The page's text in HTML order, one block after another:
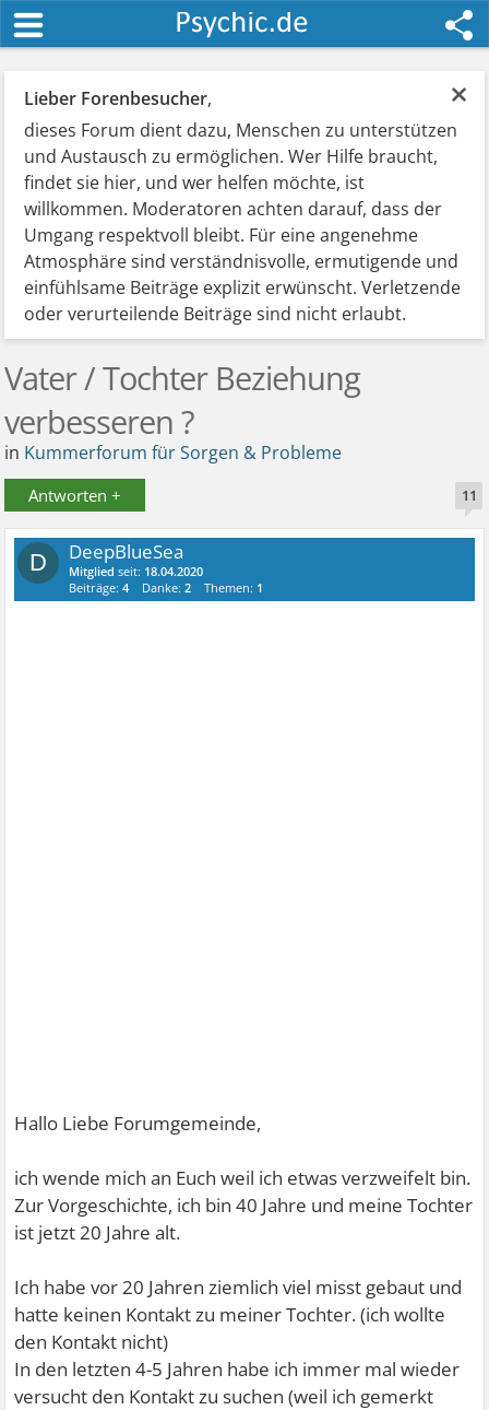
×
Lieber Forenbesucher,
dieses Forum dient dazu, Menschen zu unterstützen
und Austausch zu ermöglichen. Wer Hilfe braucht,
findet sie hier, und wer helfen möchte, ist
willkommen. Moderatoren achten darauf, dass der
Umgang respektvoll bleibt. Für eine angenehme
Atmosphäre sind verständnisvolle, ermutigende und
einfühlsame Beiträge explizit erwünscht. Verletzende
oder verurteilende Beiträge sind nicht erlaubt.
Vater / Tochter Beziehung
verbesseren ?
in Kummerforum für Sorgen & Probleme
Antworten + 11
D DeepBlueSea
Mitglied seit: 18.04.2020
Beiträge:4 Danke:2 Themen: 1
Hallo Liebe Forumgemeinde,
ich wende mich an Euch weil ich etwas verzweifelt bin.
Zur Vorgeschichte, ich bin 40 Jahre und meine Tochter
ist jetzt 20 Jahre alt.
Ich habe vor 20 Jahren ziemlich viel misst gebaut und
hatte keinen Kontakt zu meiner Tochter. (ich wollte
den Kontakt nicht)
In den letzten 4-5 Jahren habe ich immer mal wieder
versucht den Kontakt zu suchen (weil ich gemerkt